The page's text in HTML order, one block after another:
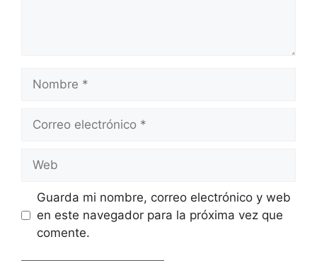
Nombre
Correo
Web
Guarda mi nombre, correo electrónico y web
en este navegador para la próxima vez que
comente.